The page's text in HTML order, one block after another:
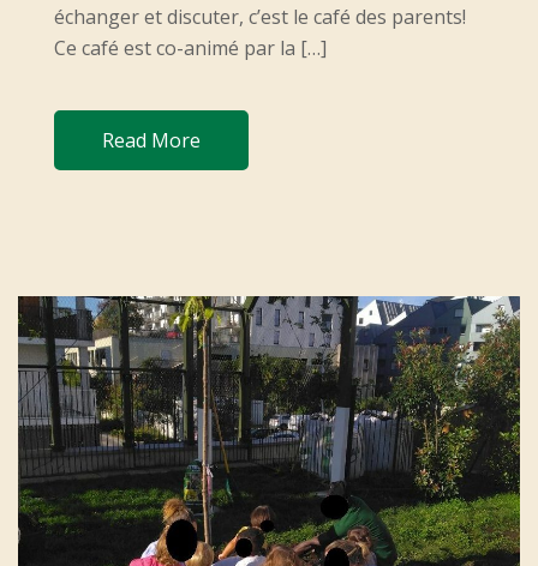
échanger et discuter, c’est le café des parents!
Ce café est co-animé par la […]
Read More